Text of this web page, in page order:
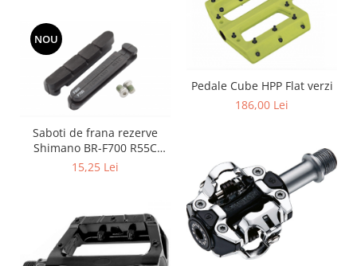
Pedale Cube HPP Flat verzi
186,00 Lei
NOU
Saboti de frana rezerve
Shimano BR-F700 R55C
(incl. suruburi de fixare 1
15,25 Lei